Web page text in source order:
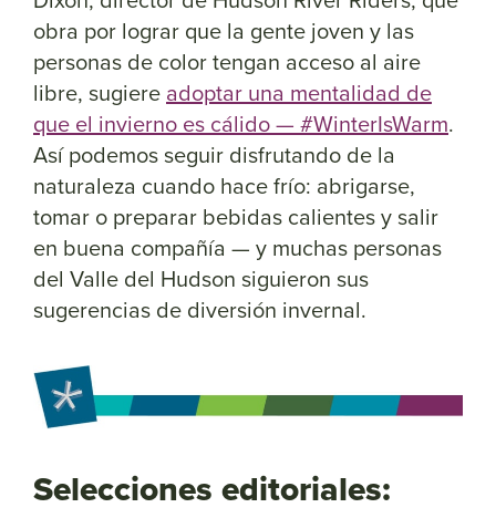
obra por lograr que la gente joven y las
personas de color tengan acceso al aire
libre, sugiere adoptar una mentalidad de
que el invierno es cálido — #WinterIsWarm.
Así podemos seguir disfrutando de la
naturaleza cuando hace frío: abrigarse,
tomar o preparar bebidas calientes y salir
en buena compañía — y muchas personas
del Valle del Hudson siguieron sus
sugerencias de diversión invernal.
Selecciones editoriales: